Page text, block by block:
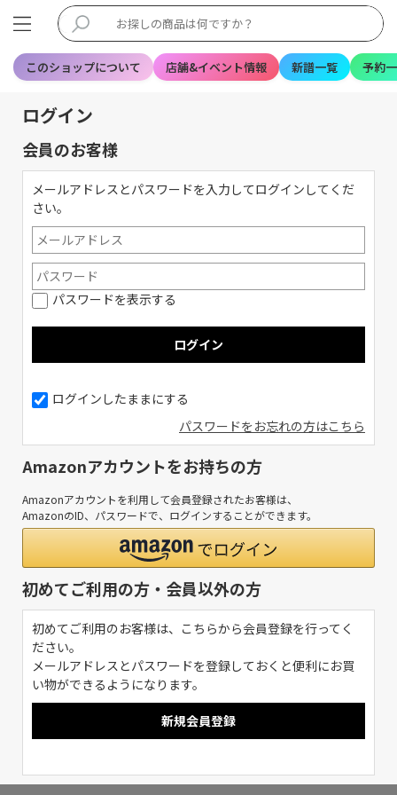
このショップについて 店舗&イベント情報 新譜一覧 予約
ログイン
会員のお客様
メールアドレスとパスワードを入力してログインしてくだ
さい。
パスワードを表示する
ログインしたままにする
パスワードをお忘れの方はこちら
Amazonアカウントをお持ちの方
Amazonアカウントを利用して会員登録されたお客様は、
AmazonのID、パスワードで、ログインすることができます。
初めてご利用の方・会員以外の方
初めてご利用のお客様は、こちらから会員登録を行ってく
ださい。
メールアドレスとパスワードを登録しておくと便利にお買
い物ができるようになります。